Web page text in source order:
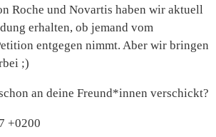
Roche und Novartis haben wir aktuell
erhalten, ob jemand vom
entgegen nimmt. Aber wir bringen
;)
an deine Freund*innen verschickt?
+0200